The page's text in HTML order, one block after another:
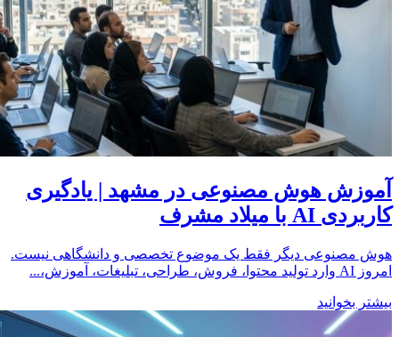
آموزش هوش مصنوعی در مشهد | یادگیری
کاربردی AI با میلاد مشرف
هوش مصنوعی دیگر فقط یک موضوع تخصصی و دانشگاهی نیست.
امروز AI وارد تولید محتوا، فروش، طراحی، تبلیغات، آموزش،...
بیشتر بخوانید